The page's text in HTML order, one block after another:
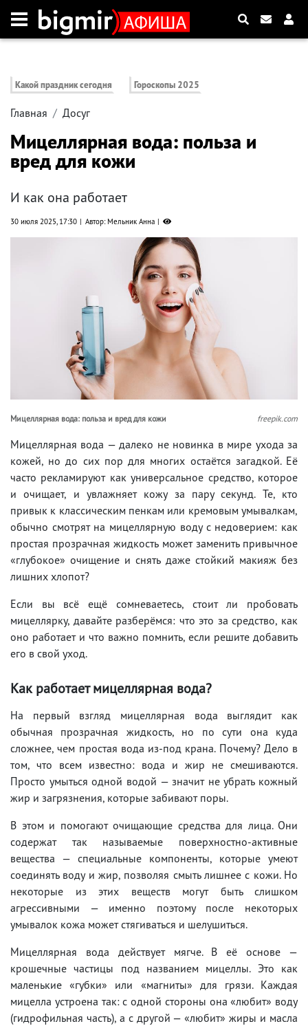
Какой праздник сегодня Гороскопы 2025
Главная Досуг
Мицеллярная вода: польза и
вред для кожи
И как она работает
30 июля 2025, 17:30 Автор: Мельник Анна
Мицеллярная вода: польза и вред для кожи freepik.com
Мицеллярная вода — далеко не новинка в мире ухода за
кожей, но до сих пор для многих остаётся загадкой. Её
часто рекламируют как универсальное средство, которое
и очищает, и увлажняет кожу за пару секунд. Те, кто
привык к классическим пенкам или кремовым умывалкам,
обычно смотрят на мицеллярную воду с недоверием: как
простая прозрачная жидкость может заменить привычное
«глубокое» очищение и снять даже стойкий макияж без
лишних хлопот?
Если вы всё ещё сомневаетесь, стоит ли пробовать
мицеллярку, давайте разберёмся: что это за средство, как
оно работает и что важно помнить, если решите добавить
его в свой уход.
Как работает мицеллярная вода?
На первый взгляд мицеллярная вода выглядит как
обычная прозрачная жидкость, но по сути она куда
сложнее, чем простая вода из-под крана. Почему? Дело в
том, что всем известно: вода и жир не смешиваются.
Просто умыться одной водой — значит не убрать кожный
жир и загрязнения, которые забивают поры.
В этом и помогают очищающие средства для лица. Они
содержат так называемые поверхностно-активные
вещества — специальные компоненты, которые умеют
соединять воду и жир, позволяя смыть лишнее с кожи. Но
некоторые из этих веществ могут быть слишком
агрессивными — именно поэтому после некоторых
умывалок кожа может стягиваться и шелушиться.
Мицеллярная вода действует мягче. В её основе —
крошечные частицы под названием мицеллы. Это как
маленькие «губки» или «магниты» для грязи. Каждая
мицелла устроена так: с одной стороны она «любит» воду
(гидрофильная часть), а с другой — «любит» жиры и масла